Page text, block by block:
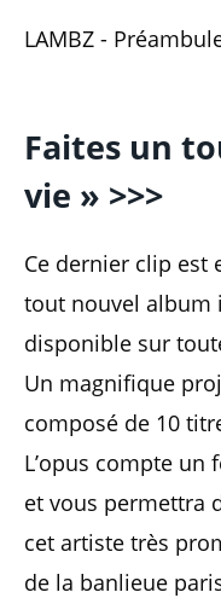
LAMBZ -
Faites un
vie » >>>
Ce dernier clip est
tout nouvel album
disponible sur
Un magnifique
composé de 10
L’opus compte un
et vous permettra
cet artiste très
de la banlieue